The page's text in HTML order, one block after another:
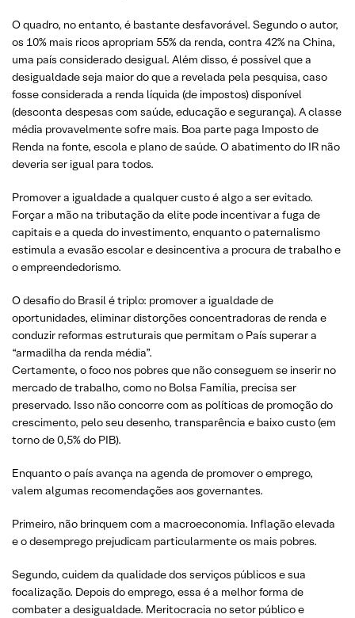
O quadro, no entanto, é bastante desfavorável. Segundo o autor,
os 10% mais ricos apropriam 55% da renda, contra 42% na China,
uma país considerado desigual. Além disso, é possível que a
desigualdade seja maior do que a revelada pela pesquisa, caso
fosse considerada a renda líquida (de impostos) disponível
(desconta despesas com saúde, educação e segurança). A classe
média provavelmente sofre mais. Boa parte paga Imposto de
Renda na fonte, escola e plano de saúde. O abatimento do IR não
deveria ser igual para todos.
Promover a igualdade a qualquer custo é algo a ser evitado.
Forçar a mão na tributação da elite pode incentivar a fuga de
capitais e a queda do investimento, enquanto o paternalismo
estimula a evasão escolar e desincentiva a procura de trabalho e
o empreendedorismo.
O desafio do Brasil é triplo: promover a igualdade de
oportunidades, eliminar distorções concentradoras de renda e
conduzir reformas estruturais que permitam o País superar a
“armadilha da renda média”.
Certamente, o foco nos pobres que não conseguem se inserir no
mercado de trabalho, como no Bolsa Família, precisa ser
preservado. Isso não concorre com as políticas de promoção do
crescimento, pelo seu desenho, transparência e baixo custo (em
torno de 0,5% do PIB).
Enquanto o país avança na agenda de promover o emprego,
valem algumas recomendações aos governantes.
Primeiro, não brinquem com a macroeconomia. Inflação elevada
e o desemprego prejudicam particularmente os mais pobres.
Segundo, cuidem da qualidade dos serviços públicos e sua
focalização. Depois do emprego, essa é a melhor forma de
combater a desigualdade. Meritocracia no setor público e